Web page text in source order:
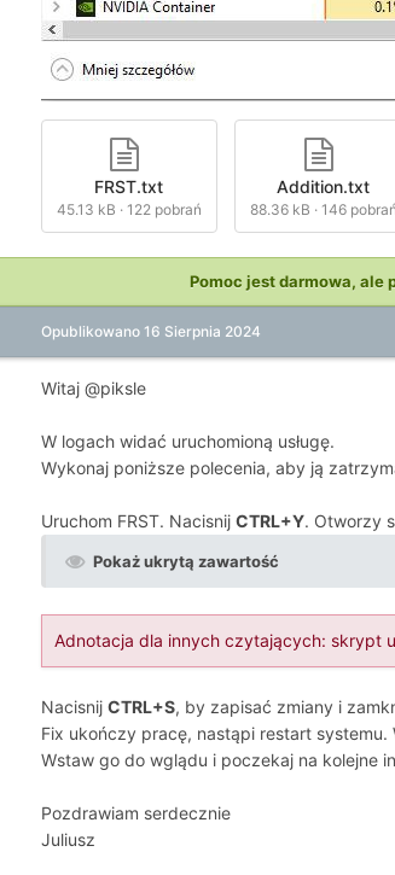
FRST.txt
45.13 kB · 122 pobrań
Addition.txt
88.36 kB · 146 pobrań
Pomoc jest darmowa, ale
Opublikowano 16 Sierpnia 2024
Witaj @piksle
W logach widać uruchomioną usługę.
Wykonaj poniższe polecenia, aby ją
Uruchom FRST. Nacisnij CTRL+Y. Otworzy
Pokaż ukrytą zawartość
Adnotacja dla innych czytających: skrypt
Nacisnij CTRL+S, by zapisać zmiany i
Fix ukończy pracę, nastąpi restart
Wstaw go do wglądu i poczekaj na kolejne
Pozdrawiam serdecznie
Juliusz